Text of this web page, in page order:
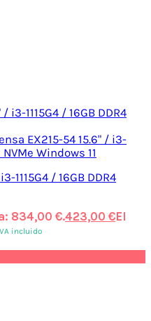
1115G4 / 16GB DDR4
834,00 €.423,00 € El
incluido